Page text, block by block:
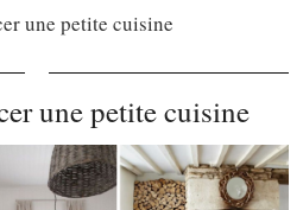
une petite cuisine
une petite cuisine